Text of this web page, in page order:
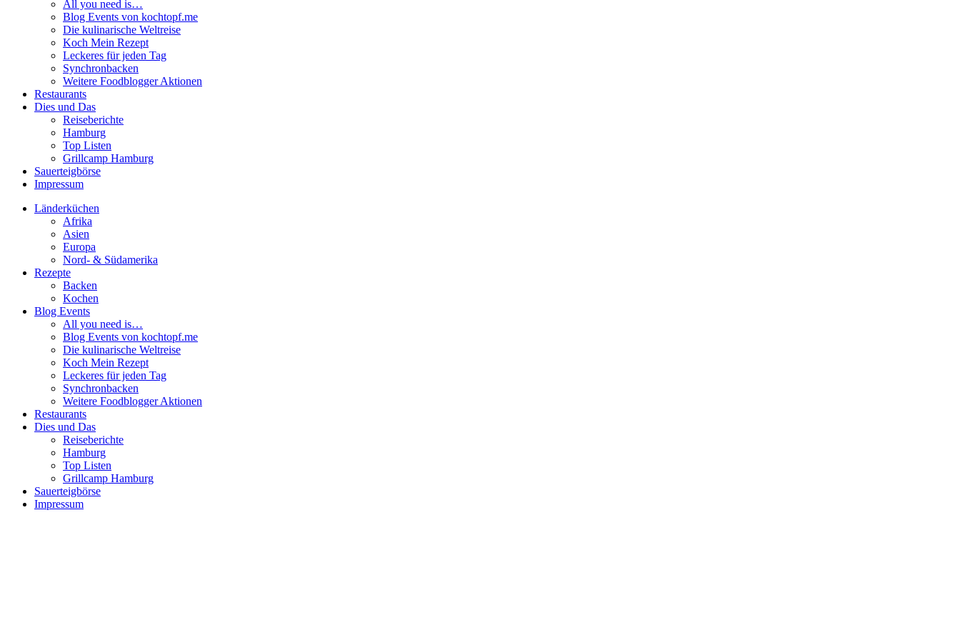
All you need is…
Blog Events von kochtopf.me
Die kulinarische Weltreise
Koch Mein Rezept
Leckeres für jeden Tag
Synchronbacken
Weitere Foodblogger Aktionen
Restaurants
Dies und Das
Reiseberichte
Hamburg
Top Listen
Grillcamp Hamburg
Sauerteigbörse
Impressum
Länderküchen
Afrika
Asien
Europa
Nord- & Südamerika
Rezepte
Backen
Kochen
Blog Events
All you need is…
Blog Events von kochtopf.me
Die kulinarische Weltreise
Koch Mein Rezept
Leckeres für jeden Tag
Synchronbacken
Weitere Foodblogger Aktionen
Restaurants
Dies und Das
Reiseberichte
Hamburg
Top Listen
Grillcamp Hamburg
Sauerteigbörse
Impressum